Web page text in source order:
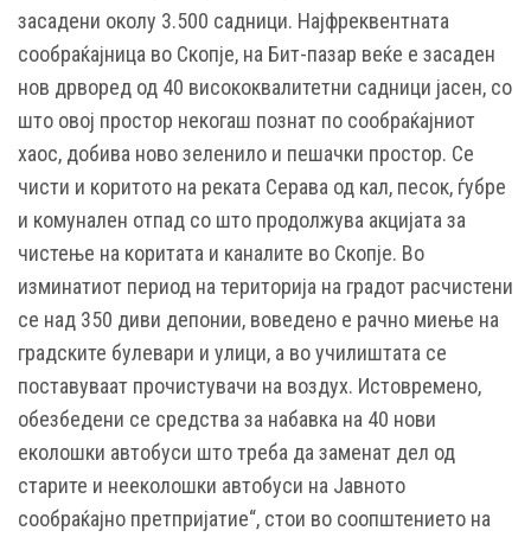
засадени околу 3.500 садници. Најфреквентната
сообраќајница во Скопје, на Бит-пазар веќе е засаден
нов дрворед од 40 висококвалитетни садници јасен, со
што овој простор некогаш познат по сообраќајниот
хаос, добива ново зеленило и пешачки простор. Се
чисти и коритото на реката Серава од кал, песок, ѓубре
и комунален отпад со што продолжува акцијата за
чистење на коритата и каналите во Скопје. Во
изминатиот период на територија на градот расчистени
се над 350 диви депонии, воведено е рачно миење на
градските булевари и улици, а во училиштата се
поставуваат прочистувачи на воздух. Истовремено,
обезбедени се средства за набавка на 40 нови
еколошки автобуси што треба да заменат дел од
старите и нееколошки автобуси на Јавното
сообраќајно претпријатие“, стои во соопштението на